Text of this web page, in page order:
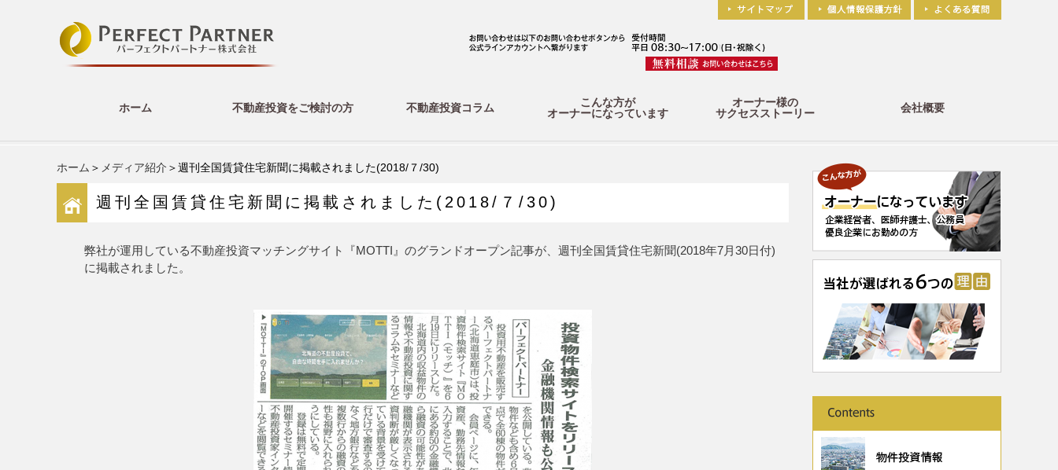
ホーム 不動産投資をご検討の方 不動産投資コラム
こんな方が
オーナーになっています
オーナー様の
サクセスストーリー
会社概要
ホーム ＞ メディア紹介 ＞週刊全国賃貸住宅新聞に掲載されました(2018/７/30)
週刊全国賃貸住宅新聞に掲載されました(2018/７/30)
弊社が運用している不動産投資マッチングサイト『MOTTI』のグランドオープン記事が、週刊全国賃貸住宅新聞(2018年7月30日付)
に掲載されました。